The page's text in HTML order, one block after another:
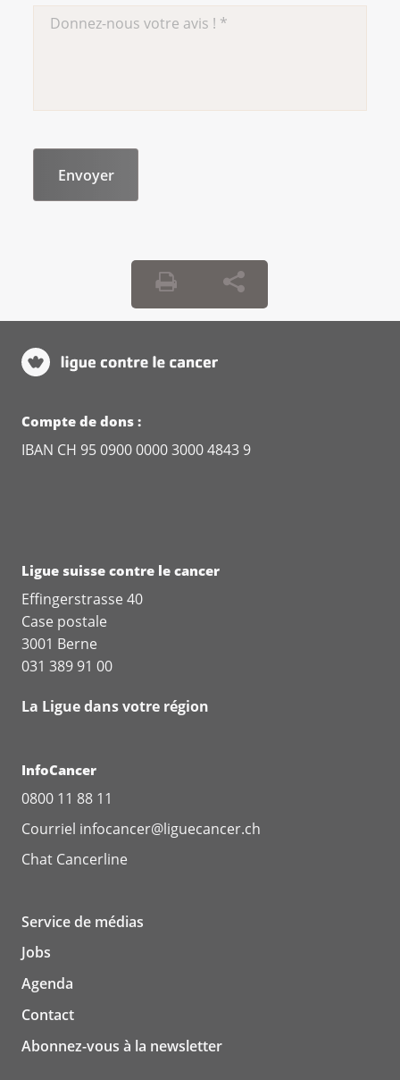
Compte de dons :
IBAN CH 95 0900 0000 3000 4843 9
Ligue suisse contre le cancer
Effingerstrasse 40
Case postale
3001 Berne
031 389 91 00
La Ligue dans votre région
InfoCancer
0800 11 88 11
Courriel infocancer@liguecancer.ch
Chat Cancerline
Service de médias
Jobs
Agenda
Contact
Abonnez-vous à la newsletter